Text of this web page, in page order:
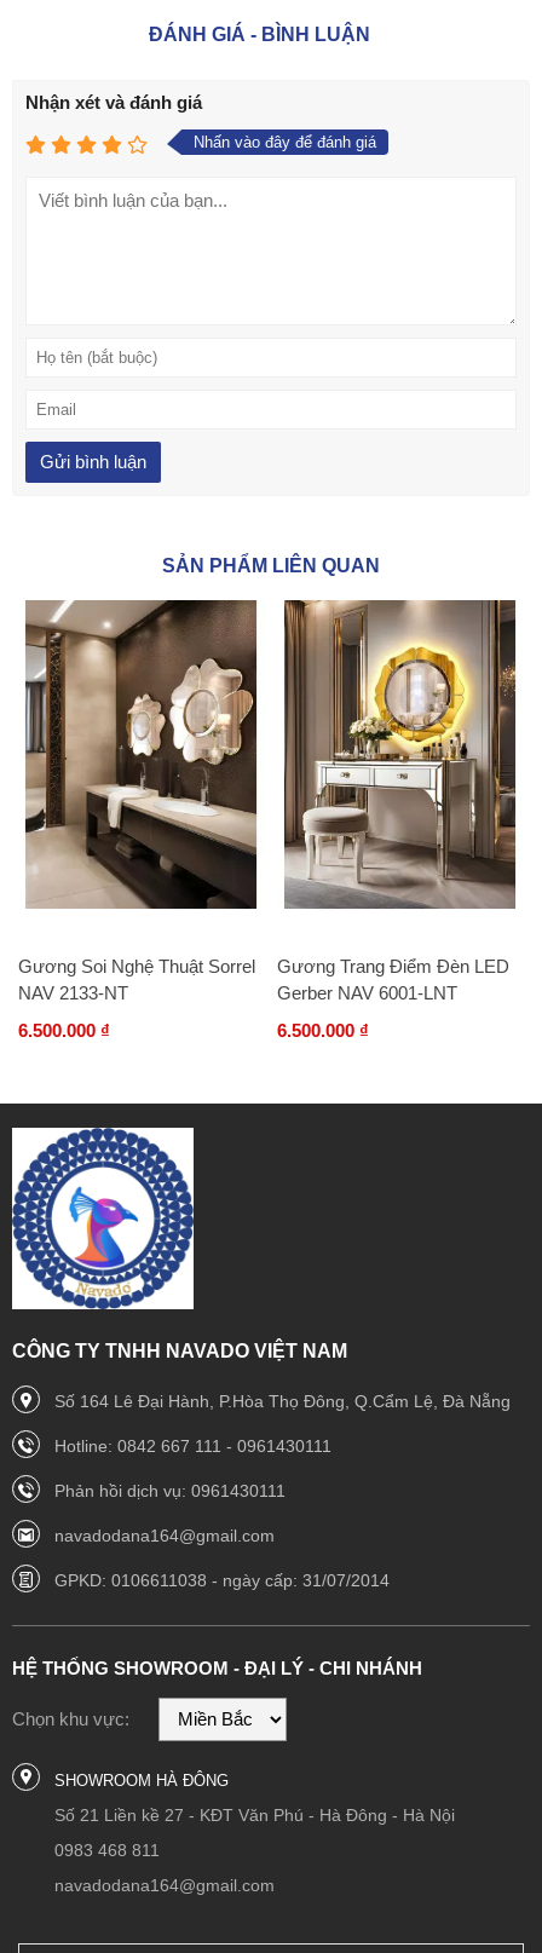
ĐÁNH GIÁ - BÌNH LUẬN
Nhận xét và đánh giá
Nhấn vào đây để đánh giá
SẢN PHẨM LIÊN QUAN
Gương Soi Nghệ Thuật Sorrel
NAV 2133-NT
6.500.000 ₫
Gương Trang Điểm Đèn LED
Gerber NAV 6001-LNT
6.500.000 ₫
CÔNG TY TNHH NAVADO VIỆT NAM
Số 164 Lê Đại Hành, P.Hòa Thọ Đông, Q.Cẩm Lệ, Đà Nẵng
Hotline: 0842 667 111 - 0961430111
Phản hồi dịch vụ: 0961430111
navadodana164@gmail.com
GPKD: 0106611038 - ngày cấp: 31/07/2014
HỆ THỐNG SHOWROOM - ĐẠI LÝ - CHI NHÁNH
Chọn khu vực:
SHOWROOM HÀ ĐÔNG
Số 21 Liền kề 27 - KĐT Văn Phú - Hà Đông - Hà Nội
0983 468 811
navadodana164@gmail.com